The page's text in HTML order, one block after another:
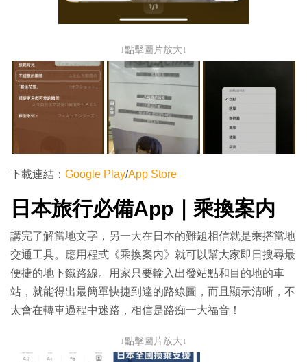
↓點擊圖片放大↓
下載連結： Google Play/App Store
日本旅行必備App｜乘換案内
講完了解當地文字，另一大在日本的難題相信就是乘搭當地
交通工具。應用程式《乘換案内》就可以幫大家即日搜尋最
便捷的地下鐵路線。用家只要輸入出發站點和目的地的車
站，就能得出最簡單快捷到達的路線圖，而且顯示清晰，不
太會在轉車過程中迷路，相信是路痴一大福音！
↓點擊圖片放大↓